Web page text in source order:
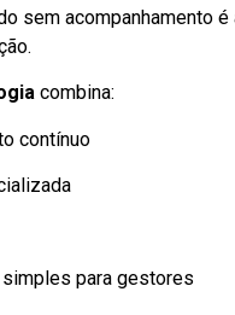
sem acompanhamento é
combina:
contínuo
para gestores